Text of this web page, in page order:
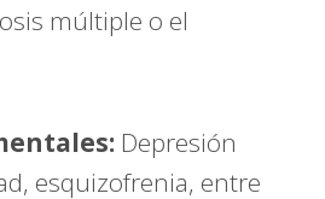
múltiple o el
Depresión
esquizofrenia, entre